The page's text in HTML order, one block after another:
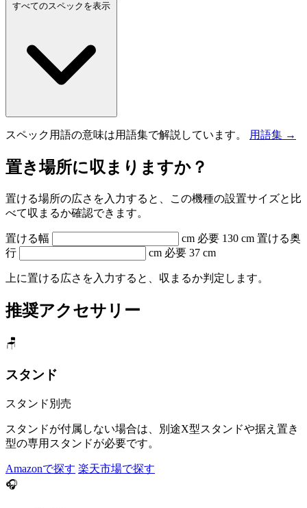
すべてのスペックを表示
スペック用語の意味は用語集で解説しています。 用語集 →
置き場所に収まりますか？
置ける場所の広さを入力すると、この機種の設置サイズと比
べて収まるか確認できます。
置ける幅 cm 必要 130 cm 置ける奥
行
cm 必要 37 cm
上に置ける広さを入力すると、収まるか判定します。
推奨アクセサリー
🪑
スタンド
スタンド別売
スタンドが付属しない場合は、別途X型スタンドや据え置き
型の専用スタンドが必要です。
Amazonで探す 楽天市場で探す
🎧